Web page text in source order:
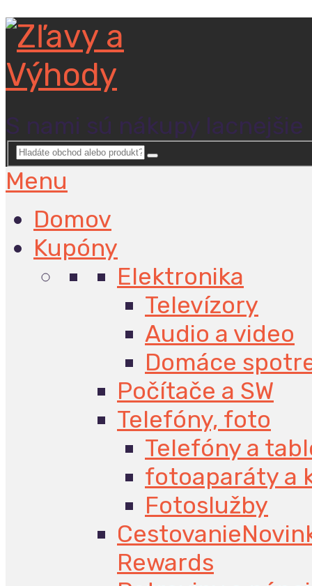
S nami sú nákupy lacnejšie
Menu
Domov
Kupóny
Elektronika
Televízory
Audio a video
Domáce
Počítače a SW
Telefóny, foto
Telefóny a
fotoaparáty a
Fotoslužby
Cestovanie
Rewards